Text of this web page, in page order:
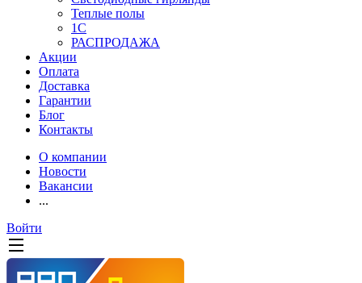
Теплые полы
1С
РАСПРОДАЖА
Акции
Оплата
Доставка
Гарантии
Блог
Контакты
О компании
Новости
Вакансии
...
Войти